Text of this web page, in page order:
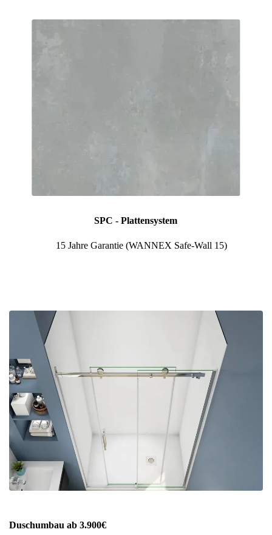
SPC - Plattensystem
15 Jahre Garantie (WANNEX Safe-Wall 15)
Duschumbau ab 3.900€